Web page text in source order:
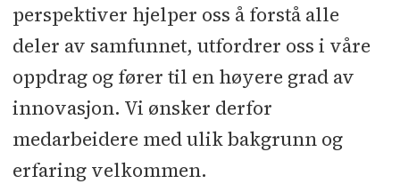
perspektiver hjelper oss å forstå alle
deler av samfunnet, utfordrer oss i våre
oppdrag og fører til en høyere grad av
innovasjon. Vi ønsker derfor
medarbeidere med ulik bakgrunn og
erfaring velkommen.